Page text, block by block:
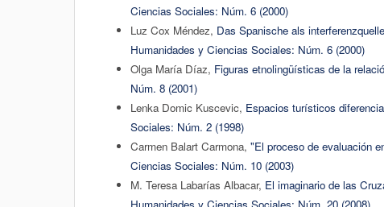
Ciencias Sociales: Núm. 6 (2000)
Luz Cox Méndez, Das Spanische als
Humanidades y Ciencias Sociales: Núm. 6 (2000)
Olga María Díaz, Figuras etnolingüísticas de la
Núm. 8 (2001)
Lenka Domic Kuscevic, Espacios turísticos
Sociales: Núm. 2 (1998)
Carmen Balart Carmona, "El proceso de evaluación
Ciencias Sociales: Núm. 10 (2003)
M. Teresa Labarías Albacar, El imaginario de las
Humanidades y Ciencias Sociales: Núm. 20 (2008)